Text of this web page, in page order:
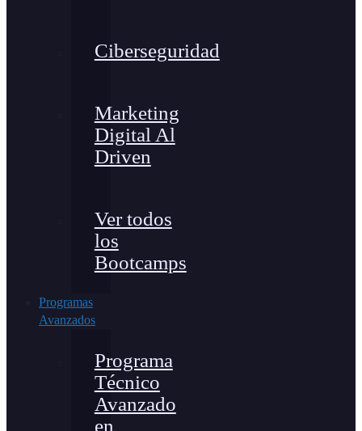
Ciberseguridad
Marketing
Digital Al
Driven
Ver todos
los
Bootcamps
Programas
Avanzados
Programa
Técnico
Avanzado
en